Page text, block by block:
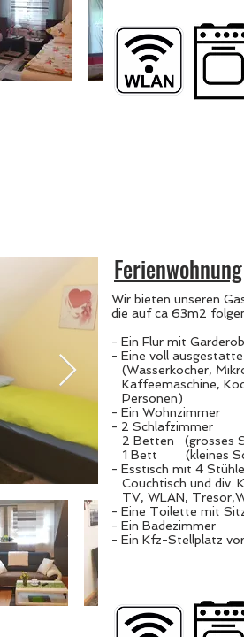
Wir bieten unseren
die auf ca 63m2
- Ein Flur mit
- Eine voll
(Wasserkocher,
Kaffeemaschine,
Personen)
- Ein Wohnzimmer
- 2 Schlafzimmer
2 Betten (grosses
1 Bett (kleines
- Esstisch mit 4
Couchtisch und div.
TV, WLAN,
- Eine Toilette mit
- Ein Badezimmer
- Ein Kfz-Stellplatz